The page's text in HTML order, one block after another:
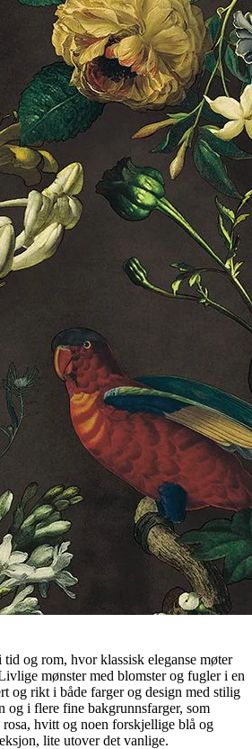
tid og rom, hvor klassisk eleganse møter
mønster med blomster og fugler i en
og rikt i både farger og design med stilig
og i flere fine bakgrunnsfarger, som
hvitt og noen forskjellige blå og
lite utover det vanlige.